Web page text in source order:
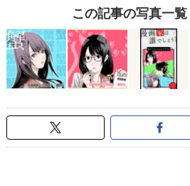
この記事の写真一覧